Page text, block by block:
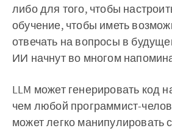
либо для того, чтобы
обучение, чтобы иметь
отвечать на вопросы в
ИИ начнут во многом
LLM может генерировать код
чем любой программист-
может легко манипулировать